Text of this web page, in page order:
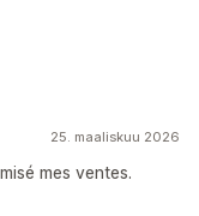
25. maaliskuu 2026
mes ventes.